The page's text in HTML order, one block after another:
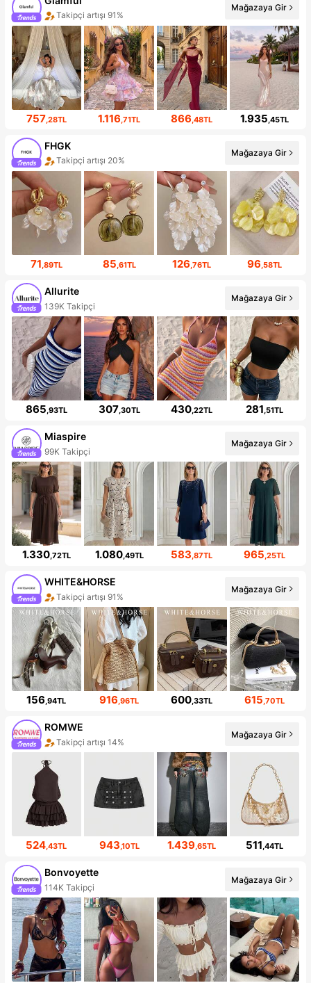
Takipçi artışı 91%
Mağazaya Gir
757,28TL 1.116,71TL 866,48TL 1.935,45TL
FHGK
Takipçi artışı 20%
Mağazaya Gir
71,89TL 85,61TL 126,76TL 96,58TL
Allurite
139K Takipçi
Mağazaya Gir
865,93TL 307,30TL 430,22TL 281,51TL
Miaspire
99K Takipçi
Mağazaya Gir
1.330,72TL 1.080,49TL 583,87TL 965,25TL
WHITE&HORSE
Takipçi artışı 91%
Mağazaya Gir
156,94TL 916,96TL 600,33TL 615,70TL
ROMWE
Takipçi artışı 14%
Mağazaya Gir
524,43TL 943,10TL 1.439,65TL 511,44TL
Bonvoyette
114K Takipçi
Mağazaya Gir